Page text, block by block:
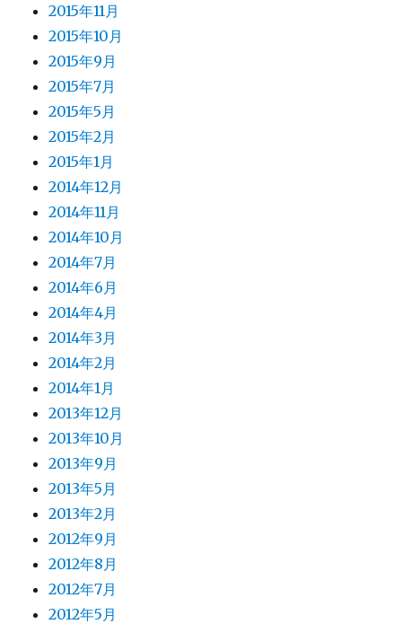
2015年11月
2015年10月
2015年9月
2015年7月
2015年5月
2015年2月
2015年1月
2014年12月
2014年11月
2014年10月
2014年7月
2014年6月
2014年4月
2014年3月
2014年2月
2014年1月
2013年12月
2013年10月
2013年9月
2013年5月
2013年2月
2012年9月
2012年8月
2012年7月
2012年5月